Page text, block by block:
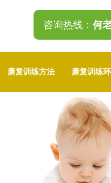
咨询热线： 何
康复训练方法 康复训练